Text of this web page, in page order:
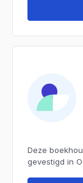
Deze
gevestigd in